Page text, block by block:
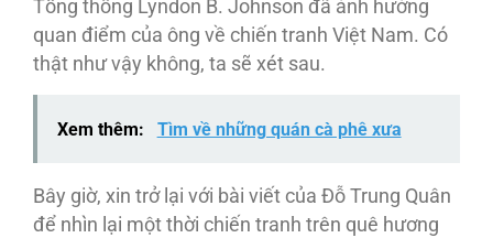
Tổng thống Lyndon B. Johnson đã ảnh hưởng
quan điểm của ông về chiến tranh Việt Nam. Có
thật như vậy không, ta sẽ xét sau.
Xem thêm: Tìm về những quán cà phê xưa
Bây giờ, xin trở lại với bài viết của Đỗ Trung Quân
để nhìn lại một thời chiến tranh trên quê hương